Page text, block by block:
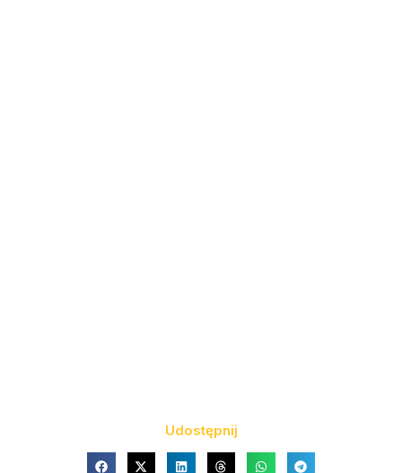
Udostępnij